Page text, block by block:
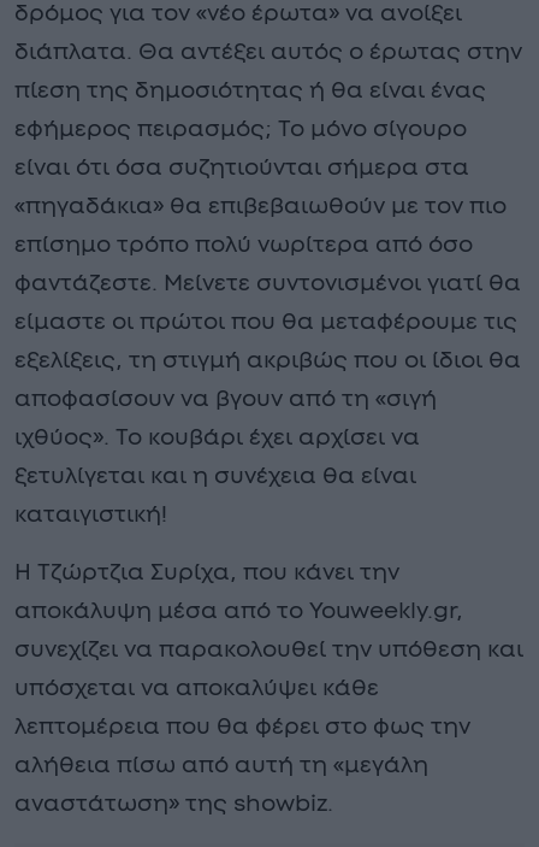
δρόμος για τον «νέο έρωτα» να ανοίξει
διάπλατα. Θα αντέξει αυτός ο έρωτας στην
πίεση της δημοσιότητας ή θα είναι ένας
εφήμερος πειρασμός; Το μόνο σίγουρο
είναι ότι όσα συζητιούνται σήμερα στα
«πηγαδάκια» θα επιβεβαιωθούν με τον πιο
επίσημο τρόπο πολύ νωρίτερα από όσο
φαντάζεστε. Μείνετε συντονισμένοι γιατί θα
είμαστε οι πρώτοι που θα μεταφέρουμε τις
εξελίξεις, τη στιγμή ακριβώς που οι ίδιοι θα
αποφασίσουν να βγουν από τη «σιγή
ιχθύος». Το κουβάρι έχει αρχίσει να
ξετυλίγεται και η συνέχεια θα είναι
καταιγιστική!
Η Τζώρτζια Συρίχα, που κάνει την
αποκάλυψη μέσα από το Youweekly.gr,
συνεχίζει να παρακολουθεί την υπόθεση και
υπόσχεται να αποκαλύψει κάθε
λεπτομέρεια που θα φέρει στο φως την
αλήθεια πίσω από αυτή τη «μεγάλη
αναστάτωση» της showbiz.